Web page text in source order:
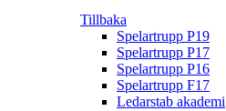
Tillbaka
Spelartrupp P19
Spelartrupp P17
Spelartrupp P16
Spelartrupp F17
Ledarstab akademi